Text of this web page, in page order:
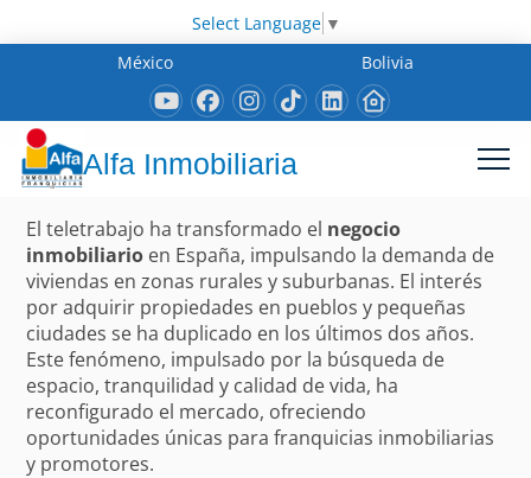
Select Language ▼
México
Bolivia
Alfa Inmobiliaria
El teletrabajo ha transformado el negocio
inmobiliario en España, impulsando la demanda de
viviendas en zonas rurales y suburbanas. El interés
por adquirir propiedades en pueblos y pequeñas
ciudades se ha duplicado en los últimos dos años.
Este fenómeno, impulsado por la búsqueda de
espacio, tranquilidad y calidad de vida, ha
reconfigurado el mercado, ofreciendo
oportunidades únicas para franquicias inmobiliarias
y promotores.